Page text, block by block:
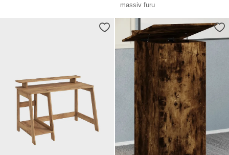
massiv furu